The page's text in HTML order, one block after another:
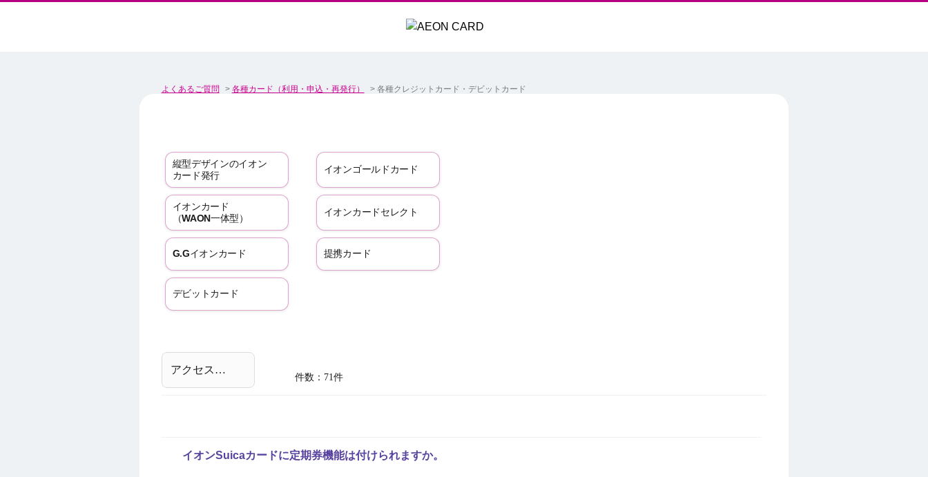
よくあるご質問 > 各種カード（利用・申込・再発行） > 各種クレジットカード・デビットカード
縦型デザインのイオン
カード発行
イオンゴールドカード
イオンカード
（WAON一体型）
イオンカードセレクト
G.Gイオンカード 提携カード
デビットカード
件数：71件
イオンSuicaカードに定期券機能は付けられますか。